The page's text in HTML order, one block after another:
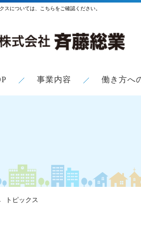
スについては、こちらをご確認ください。
事業内容 働き方へ
トピックス